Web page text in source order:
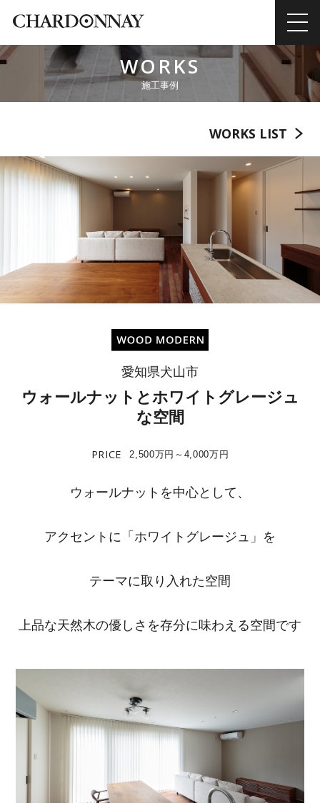
WORKS
施工事例
WORKS LIST
愛知県犬山市
ウォールナットとホワイトグレージュ
な空間
PRICE 2,500万円～4,000万円
ウォールナットを中心として、
アクセントに「ホワイトグレージュ」を
テーマに取り入れた空間
上品な天然木の優しさを存分に味わえる空間です